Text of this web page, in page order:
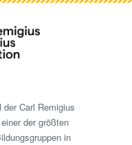
der Carl Remigius
der größten
in